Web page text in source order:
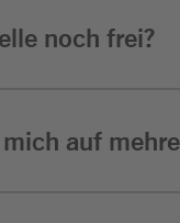
noch frei?
auf